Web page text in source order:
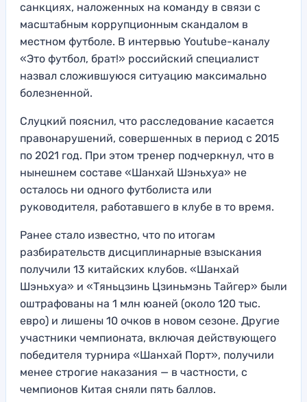
санкциях, наложенных на команду в связи с
масштабным коррупционным скандалом в
местном футболе. В интервью Youtube-каналу
«Это футбол, брат!» российский специалист
назвал сложившуюся ситуацию максимально
болезненной.
Слуцкий пояснил, что расследование касается
правонарушений, совершенных в период с 2015
по 2021 год. При этом тренер подчеркнул, что в
нынешнем составе «Шанхай Шэньхуа» не
осталось ни одного футболиста или
руководителя, работавшего в клубе в то время.
Ранее стало известно, что по итогам
разбирательств дисциплинарные взыскания
получили 13 китайских клубов. «Шанхай
Шэньхуа» и «Тяньцзинь Цзиньмэнь Тайгер» были
оштрафованы на 1 млн юаней (около 120 тыс.
евро) и лишены 10 очков в новом сезоне. Другие
участники чемпионата, включая действующего
победителя турнира «Шанхай Порт», получили
менее строгие наказания — в частности, с
чемпионов Китая сняли пять баллов.